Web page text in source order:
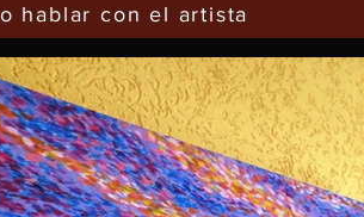
hablar con el artista